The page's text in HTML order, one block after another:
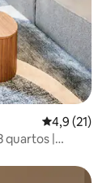
4,9 de uma
4,9 (21)
|